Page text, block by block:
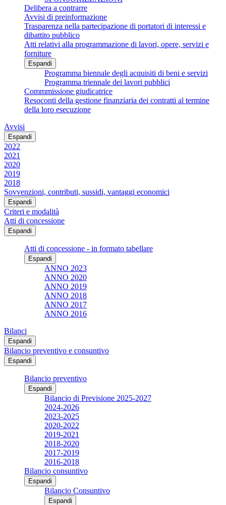
Delibera a contrarre
Avvisi di preinformazione
Trasparenza nella partecipazione di portatori di interessi e
dibattito pubblico
Atti relativi alla programmazione di lavori, opere, servizi e
forniture
Espandi
Programma biennale degli acquisiti di beni e servizi
Programma triennale dei lavori pubblici
Commmissione giudicatrice
Resoconti della gestione finanziaria dei contratti al termine
della loro esecuzione
Avvisi
Espandi
2022
2021
2020
2019
2018
Sovvenzioni, contributi, sussidi, vantaggi economici
Espandi
Criteri e modalità
Atti di concessione
Espandi
Atti di concessione - in formato tabellare
Espandi
ANNO 2023
ANNO 2020
ANNO 2019
ANNO 2018
ANNO 2017
ANNO 2016
Bilanci
Espandi
Bilancio preventivo e consuntivo
Espandi
Bilancio preventivo
Espandi
Bilancio di Previsione 2025-2027
2024-2026
2023-2025
2020-2022
2019-2021
2018-2020
2017-2019
2016-2018
Bilancio consuntivo
Espandi
Bilancio Consuntivo
Espandi